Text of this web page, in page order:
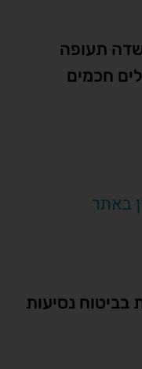
תעופה
חכמים
בביטוח נסיעות